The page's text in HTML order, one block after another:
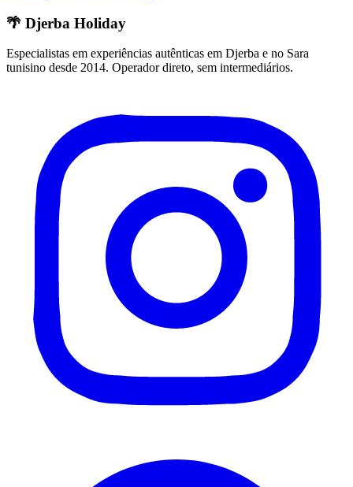
🌴 Djerba Holiday
Especialistas em experiências autênticas em Djerba e no Sara
tunisino desde 2014. Operador direto, sem intermediários.